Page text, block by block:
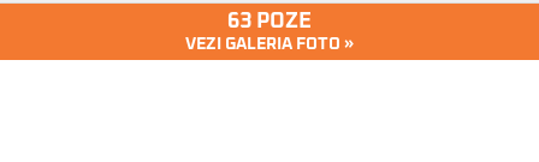
63 POZE
VEZI GALERIA FOTO »